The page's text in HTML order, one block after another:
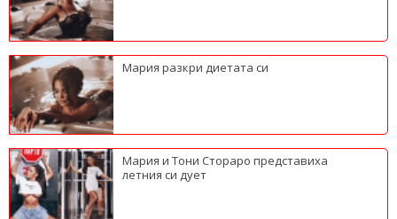
Мария разкри диетата си
Мария и Тони Стораро представиха
летния си дует